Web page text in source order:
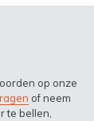
op onze
of neem
te bellen,